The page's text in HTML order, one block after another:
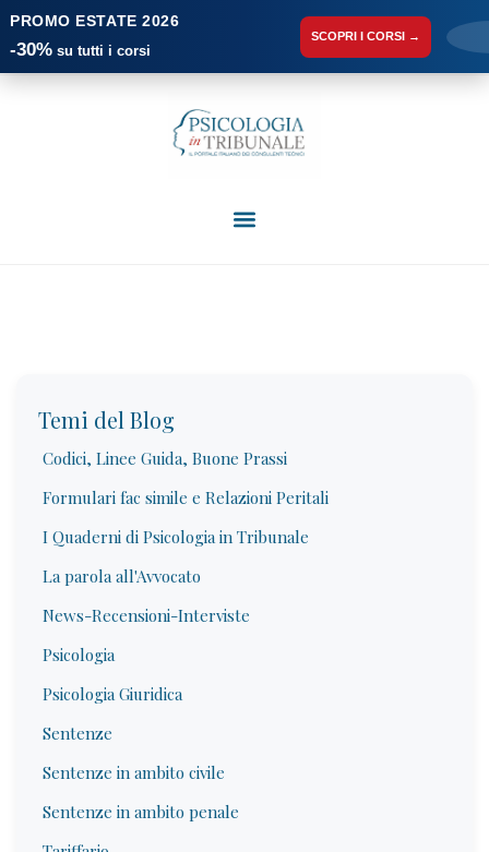
PROMO ESTATE 2026
-30% su tutti i corsi
SCOPRI I CORSI →
Temi del Blog
Codici, Linee Guida, Buone Prassi
Formulari fac simile e Relazioni Peritali
I Quaderni di Psicologia in Tribunale
La parola all'Avvocato
News-Recensioni-Interviste
Psicologia
Psicologia Giuridica
Sentenze
Sentenze in ambito civile
Sentenze in ambito penale